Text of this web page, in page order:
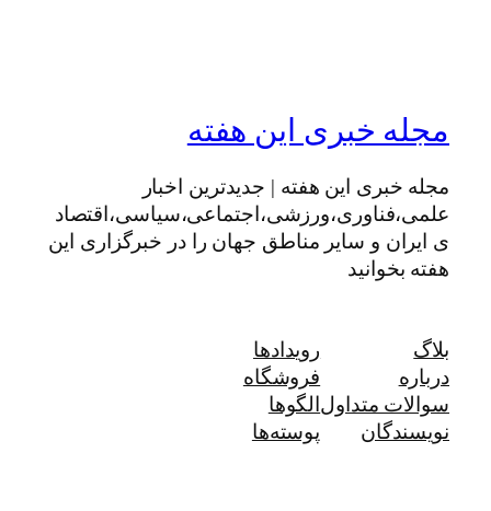
مجله خبری این هفته
مجله خبری این هفته | جدیدترین اخبار
علمی،فناوری،ورزشی،اجتماعی،سیاسی،اقتصاد
ی ایران و سایر مناطق جهان را در خبرگزاری این
هفته بخوانید
بلاگ
درباره
سوالات متداول
نویسندگان
رویدادها
فروشگاه
الگوها
پوسته‌ها